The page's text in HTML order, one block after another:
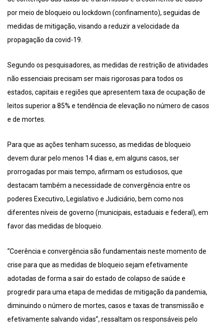
por meio de bloqueio ou lockdown (confinamento), seguidas de
medidas de mitigação, visando a reduzir a velocidade da
propagação da covid-19.
Segundo os pesquisadores, as medidas de restrição de atividades
não essenciais precisam ser mais rigorosas para todos os
estados, capitais e regiões que apresentem taxa de ocupação de
leitos superior a 85% e tendência de elevação no número de casos
e de mortes.
Para que as ações tenham sucesso, as medidas de bloqueio
devem durar pelo menos 14 dias e, em alguns casos, ser
prorrogadas por mais tempo, afirmam os estudiosos, que
destacam também a necessidade de convergência entre os
poderes Executivo, Legislativo e Judiciário, bem como nos
diferentes níveis de governo (municipais, estaduais e federal), em
favor das medidas de bloqueio.
“Coerência e convergência são fundamentais neste momento de
crise para que as medidas de bloqueio sejam efetivamente
adotadas de forma a sair do estado de colapso de saúde e
progredir para uma etapa de medidas de mitigação da pandemia,
diminuindo o número de mortes, casos e taxas de transmissão e
efetivamente salvando vidas”, ressaltam os responsáveis pelo